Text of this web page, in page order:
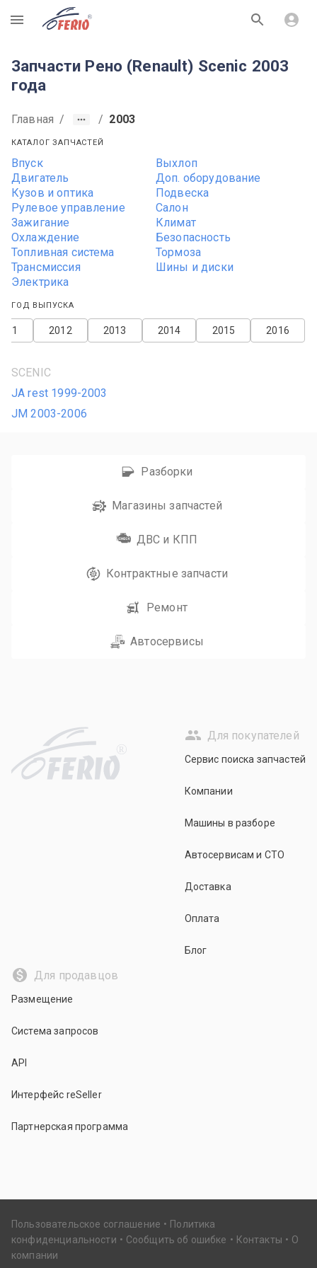
R
Запчасти Рено (Renault) Scenic 2003
года
Главная / / 2003
КАТАЛОГ ЗАПЧАСТЕЙ
Впуск
Выхлоп
Двигатель
Доп. оборудование
Кузов и оптика
Подвеска
Рулевое управление
Салон
Зажигание
Климат
Охлаждение
Безопасность
Топливная система
Тормоза
Трансмиссия
Шины и диски
Электрика
ГОД ВЫПУСКА
2016
2015
2014
2013
2012
SCENIC
JA rest 1999-2003
JM 2003-2006
Разборки
Магазины запчастей
ДВС и КПП
Контрактные запчасти
Ремонт
Автосервисы
R
Для покупателей
Сервис поиска запчастей
Компании
Машины в разборе
Автосервисам и СТО
Доставка
Оплата
Блог
Для продавцов
Размещение
Система запросов
API
Интерфейс reSeller
Партнерская программа
Пользовательское соглашение
Политика
конфиденциальности
Сообщить об ошибке Контакты
О
компании